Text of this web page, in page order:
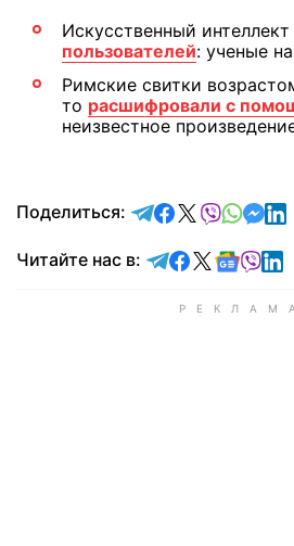
Искусственный интеллект
пользователей: ученые
Римские свитки
то расшифровали с
неизвестное
Поделиться: отправить в
поделиться в
Читайте нас в: Читайте в
Читайте в
Читайте в